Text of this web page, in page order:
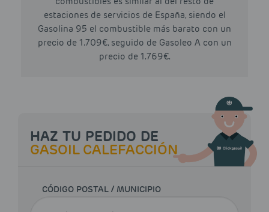
estaciones de servicios de España, siendo el
Gasolina 95 el combustible más barato con un
precio de 1.709€, seguido de Gasoleo A con un
precio de 1.769€.
HAZ TU PEDIDO DE
GASOIL CALEFACCIÓN
CÓDIGO POSTAL / MUNICIPIO